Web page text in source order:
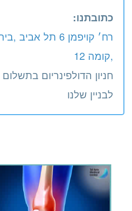
כתובתנו:
רח׳ קויפמן 6 תל אביב
,קומה 12
חניון הדולפינריום
לבניין שלנו